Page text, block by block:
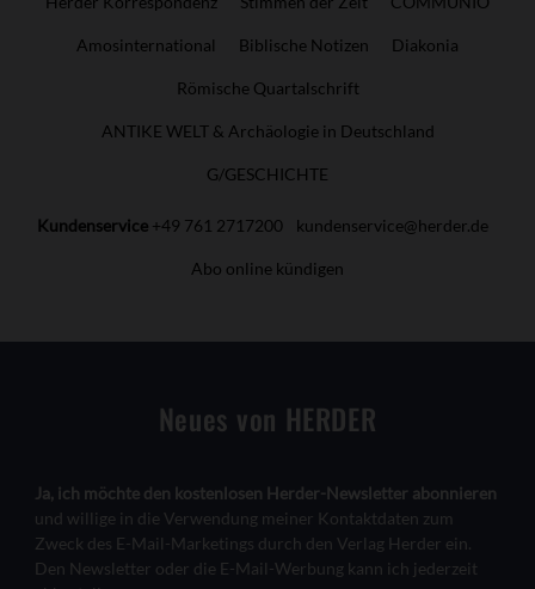
Amosinternational Biblische Notizen Diakonia
Römische Quartalschrift
ANTIKE WELT & Archäologie in Deutschland
G/GESCHICHTE
Kundenservice +49 761 2717200 kundenservice@herder.de
Abo online kündigen
Neues von HERDER
Ja, ich möchte den kostenlosen Herder-Newsletter abonnieren
und willige in die Verwendung meiner Kontaktdaten zum
Zweck des E-Mail-Marketings durch den Verlag Herder ein.
Den Newsletter oder die E-Mail-Werbung kann ich jederzeit